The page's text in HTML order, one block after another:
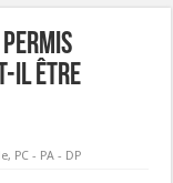
il être
, PC - PA - DP